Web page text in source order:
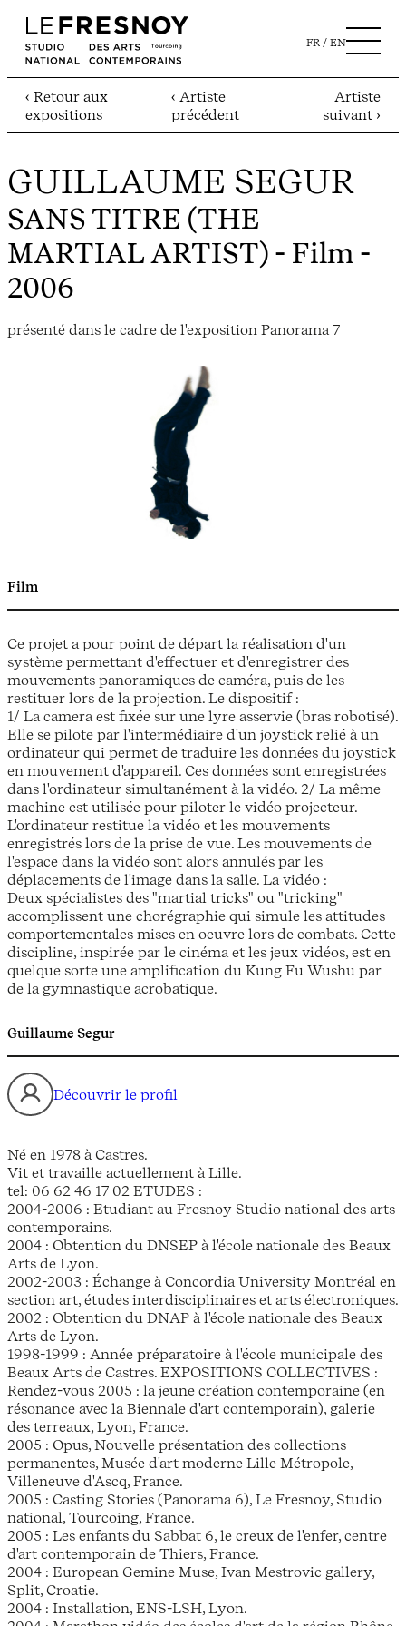
FR EN
‹ Retour aux
expositions
‹ Artiste
précédent
Artiste
suivant ›
GUILLAUME SEGUR
SANS TITRE (THE
MARTIAL ARTIST) - Film -
2006
présenté dans le cadre de l'exposition Panorama 7
Film
Ce projet a pour point de départ la réalisation d'un
système permettant d'effectuer et d'enregistrer des
mouvements panoramiques de caméra, puis de les
restituer lors de la projection. Le dispositif :
1/ La camera est fixée sur une lyre asservie (bras robotisé).
Elle se pilote par l'intermédiaire d'un joystick relié à un
ordinateur qui permet de traduire les données du joystick
en mouvement d'appareil. Ces données sont enregistrées
dans l'ordinateur simultanément à la vidéo. 2/ La même
machine est utilisée pour piloter le vidéo projecteur.
L'ordinateur restitue la vidéo et les mouvements
enregistrés lors de la prise de vue. Les mouvements de
l'espace dans la vidéo sont alors annulés par les
déplacements de l'image dans la salle. La vidéo :
Deux spécialistes des "martial tricks" ou "tricking"
accomplissent une chorégraphie qui simule les attitudes
comportementales mises en oeuvre lors de combats. Cette
discipline, inspirée par le cinéma et les jeux vidéos, est en
quelque sorte une amplification du Kung Fu Wushu par
de la gymnastique acrobatique.
Guillaume Segur
Découvrir le profil
Né en 1978 à Castres.
Vit et travaille actuellement à Lille.
tel: 06 62 46 17 02 ETUDES :
2004-2006 : Etudiant au Fresnoy Studio national des arts
contemporains.
2004 : Obtention du DNSEP à l'école nationale des Beaux
Arts de Lyon.
2002-2003 : Échange à Concordia University Montréal en
section art, études interdisciplinaires et arts électroniques.
2002 : Obtention du DNAP à l'école nationale des Beaux
Arts de Lyon.
1998-1999 : Année préparatoire à l'école municipale des
Beaux Arts de Castres. EXPOSITIONS COLLECTIVES :
Rendez-vous 2005 : la jeune création contemporaine (en
résonance avec la Biennale d'art contemporain), galerie
des terreaux, Lyon, France.
2005 : Opus, Nouvelle présentation des collections
permanentes, Musée d'art moderne Lille Métropole,
Villeneuve d'Ascq, France.
2005 : Casting Stories (Panorama 6), Le Fresnoy, Studio
national, Tourcoing, France.
2005 : Les enfants du Sabbat 6, le creux de l'enfer, centre
d'art contemporain de Thiers, France.
2004 : European Gemine Muse, Ivan Mestrovic gallery,
Split, Croatie.
2004 : Installation, ENS-LSH, Lyon.